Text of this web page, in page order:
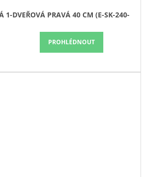
1-DVEŘOVÁ PRAVÁ 40 CM (E-SK-240-
PROHLÉDNOUT